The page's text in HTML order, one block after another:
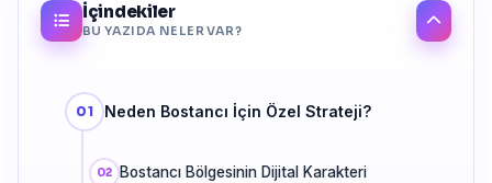
İçindekiler
BU YAZIDA NELER VAR?
Neden Bostancı İçin Özel Strateji?
Bostancı Bölgesinin Dijital Karakteri